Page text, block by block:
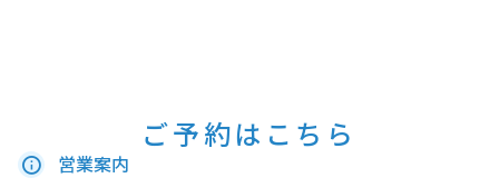
ご予約はこちら
営業案内